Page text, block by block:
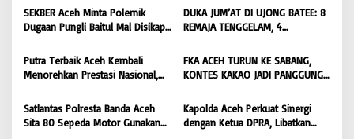
p
o
s
Masyarakat Diminta Hentikan
Penyebaran Hoaks | BONGKAR
‘Perkara.com
Pencarian Satu Korban Lain |
BONGKAR ‘Perkara.com
SEKBER Aceh Minta Polemik
Dugaan Pungli Baitul Mal Disikapi
Hukum terhadap Oknum |
BONGKAR ‘Perkara.com
DUKA JUM’AT DI UJONG BATEE: 8
REMAJA TENGGELAM, 4
DICARI | BONGKAR ‘Perkara.com
Putra Terbaik Aceh Kembali
Menorehkan Prestasi Nasional,
Dipromosikan Menjadi
Koordinator JAM Pidum
Kejaksaan Agung RI |
FKA ACEH TURUN KE SABANG,
KONTES KAKAO JADI PANGGUNG
| BONGKAR ‘Perkara.com
Satlantas Polresta Banda Aceh
Sita 80 Sepeda Motor Gunakan
Kapolda Aceh Perkuat Sinergi
dengan Ketua DPRA, Libatkan